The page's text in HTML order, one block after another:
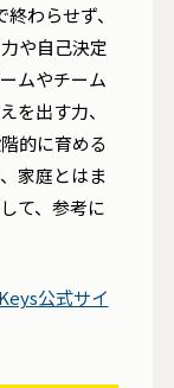
わらせず、
や自己決定
ムやチーム
を出す力、
的に育める
家庭とはま
て、参考に
公式サイ